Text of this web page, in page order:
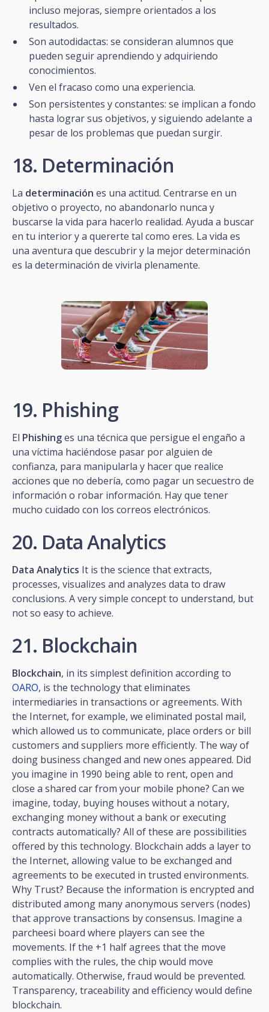
incluso mejoras, siempre orientados a los
resultados.
Son autodidactas: se consideran alumnos que
pueden seguir aprendiendo y adquiriendo
conocimientos.
Ven el fracaso como una experiencia.
Son persistentes y constantes: se implican a fondo
hasta lograr sus objetivos, y siguiendo adelante a
pesar de los problemas que puedan surgir.
18. Determinación
La determinación es una actitud. Centrarse en un
objetivo o proyecto, no abandonarlo nunca y
buscarse la vida para hacerlo realidad. Ayuda a buscar
en tu interior y a quererte tal como eres. La vida es
una aventura que descubrir y la mejor determinación
es la determinación de vivirla plenamente.
19. Phishing
El Phishinges una técnica que persigue el engaño a
una víctima haciéndose pasar por alguien de
confianza, para manipularla y hacer que realice
acciones que no debería, como pagar un secuestro de
información o robar información. Hay que tener
mucho cuidado con los correos electrónicos.
20. Data Analytics
Data Analytics It is the science that extracts,
processes, visualizes and analyzes data to draw
conclusions. A very simple concept to understand, but
not so easy to achieve.
21. Blockchain
Blockchain, in its simplest definition according to
OARO, is the technology that eliminates
intermediaries in transactions or agreements. With
the Internet, for example, we eliminated postal mail,
which allowed us to communicate, place orders or bill
customers and suppliers more efficiently. The way of
doing business changed and new ones appeared. Did
you imagine in 1990 being able to rent, open and
close a shared car from your mobile phone? Can we
imagine, today, buying houses without a notary,
exchanging money without a bank or executing
contracts automatically? All of these are possibilities
offered by this technology. Blockchain adds a layer to
the Internet, allowing value to be exchanged and
agreements to be executed in trusted environments.
Why Trust? Because the information is encrypted and
distributed among many anonymous servers (nodes)
that approve transactions by consensus. Imagine a
parcheesi board where players can see the
movements. If the +1 half agrees that the move
complies with the rules, the chip would move
automatically. Otherwise, fraud would be prevented.
Transparency, traceability and efficiency would define
blockchain.